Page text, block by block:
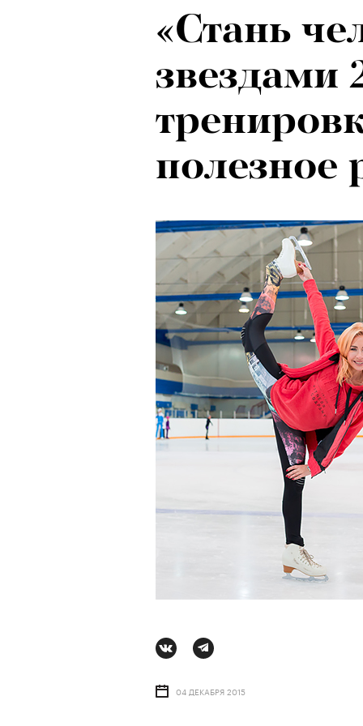
«Стань
звездами
полезное
04 ДЕКАБРЯ 2015
Локарно-
показали
кино
АВТОР